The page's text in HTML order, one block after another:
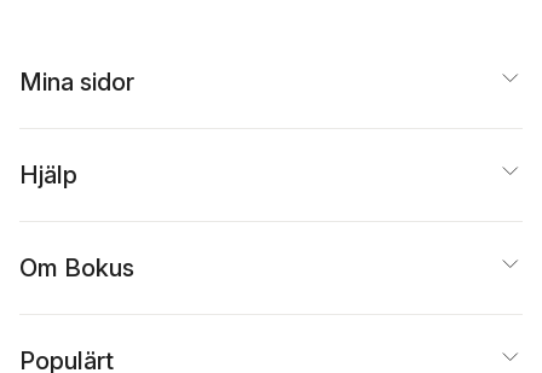
Mina sidor
Hjälp
Om Bokus
Populärt